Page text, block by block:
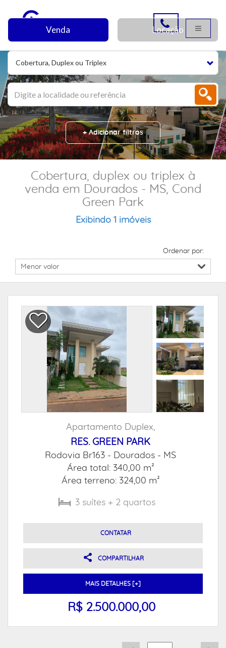
Cobertura, Duplex ou Triplex
Venda Locação
+ Adicionar filtros
Cobertura, duplex ou triplex à
venda em Dourados - MS, Cond
Green Park
Exibindo 1 imóveis
Ordenar por:
Apartamento Duplex,
RES. GREEN PARK
Rodovia Br163 - Dourados - MS
Área total: 340,00 m²
Área terreno: 324,00 m²
3 suítes+ 2 quartos
CONTATAR
COMPARTILHAR
MAIS DETALHES [+]
R$ 2.500.000,00